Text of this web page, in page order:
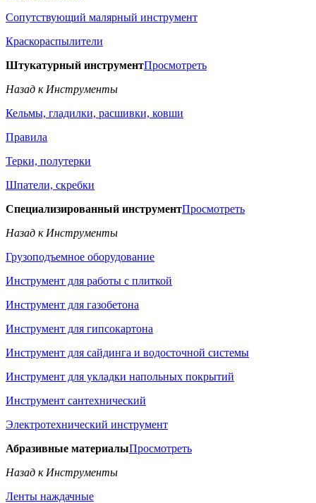
Сопутствующий малярный инструмент
Краскораспылители
Штукатурный инструментПросмотреть
Назад к Инструменты
Кельмы, гладилки, расшивки, ковши
Правила
Терки, полутерки
Шпатели, скребки
Специализированный инструментПросмотреть
Назад к Инструменты
Грузоподъемное оборудование
Инструмент для работы с плиткой
Инструмент для газобетона
Инструмент для гипсокартона
Инструмент для сайдинга и водосточной системы
Инструмент для укладки напольных покрытий
Инструмент сантехнический
Электротехнический инструмент
Абразивные материалыПросмотреть
Назад к Инструменты
Ленты наждачные